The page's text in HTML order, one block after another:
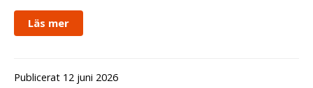
Läs mer
Publicerat 12 juni 2026